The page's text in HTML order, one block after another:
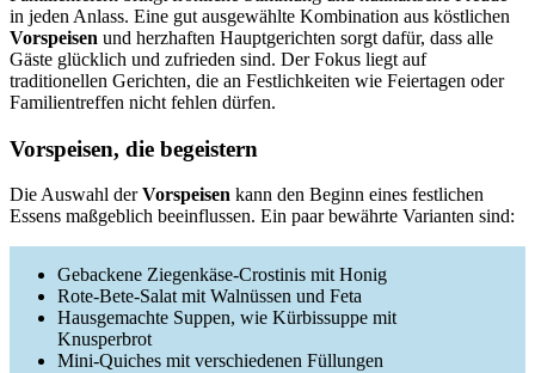
in jeden Anlass. Eine gut ausgewählte Kombination aus köstlichen
Vorspeisen und herzhaften Hauptgerichten sorgt dafür, dass alle
Gäste glücklich und zufrieden sind. Der Fokus liegt auf
traditionellen Gerichten, die an Festlichkeiten wie Feiertagen oder
Familientreffen nicht fehlen dürfen.
Vorspeisen, die begeistern
Die Auswahl derVorspeisen kann den Beginn eines festlichen
Essens maßgeblich beeinflussen. Ein paar bewährte Varianten sind:
Gebackene Ziegenkäse-Crostinis mit Honig
Rote-Bete-Salat mit Walnüssen und Feta
Hausgemachte Suppen, wie Kürbissuppe mit
Knusperbrot
Mini-Quiches mit verschiedenen Füllungen